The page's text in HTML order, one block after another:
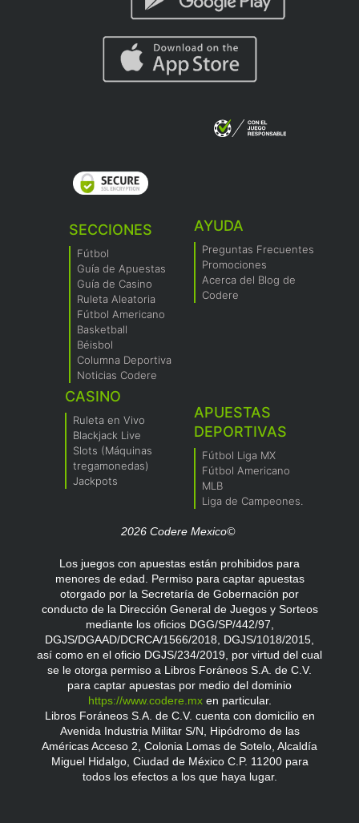
SECCIONES
Fútbol
Guía de Apuestas
Guía de Casino
Ruleta Aleatoria
Fútbol Americano
Basketball
Béisbol
Columna Deportiva
Noticias Codere
AYUDA
Preguntas Frecuentes
Promociones
Acerca del Blog de
Codere
CASINO
Ruleta en Vivo
Blackjack Live
Slots (Máquinas
tregamonedas)
Jackpots
APUESTAS
DEPORTIVAS
Fútbol Liga MX
Fútbol Americano
MLB
Liga de Campeones.
2026 Codere Mexico©
Los juegos con apuestas están prohibidos para
menores de edad. Permiso para captar apuestas
otorgado por la Secretaría de Gobernación por
conducto de la Dirección General de Juegos y Sorteos
mediante los oficios DGG/SP/442/97,
DGJS/DGAAD/DCRCA/1566/2018, DGJS/1018/2015,
así como en el oficio DGJS/234/2019, por virtud del cual
se le otorga permiso a Libros Foráneos S.A. de C.V.
para captar apuestas por medio del dominio
https://www.codere.mxen particular.
Libros Foráneos S.A. de C.V. cuenta con domicilio en
Avenida Industria Militar S/N, Hipódromo de las
Américas Acceso 2, Colonia Lomas de Sotelo, Alcaldía
Miguel Hidalgo, Ciudad de México C.P. 11200 para
todos los efectos a los que haya lugar.